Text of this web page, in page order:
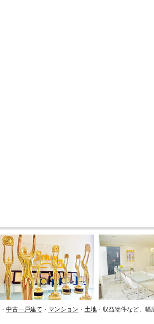
・ 中古一戸建て ・ マンション ・ 土地 ・収益物件など、幅